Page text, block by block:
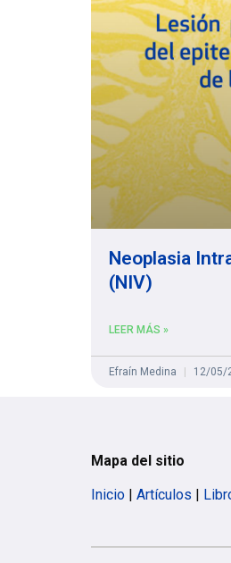
Neoplasia
(NIV)
LEER MÁS »
Efraín Medina 12/05/
Mapa del sitio
Inicio Artículos